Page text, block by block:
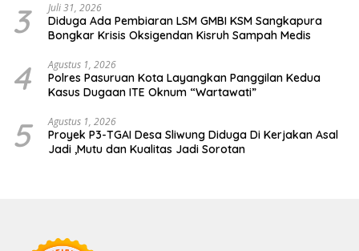
3 Juli 31, 2026
Diduga Ada Pembiaran LSM GMBI KSM Sangkapura
Bongkar Krisis Oksigendan Kisruh Sampah Medis
4 Agustus 1, 2026
Polres Pasuruan Kota Layangkan Panggilan Kedua
Kasus Dugaan ITE Oknum “Wartawati”
5 Agustus 1, 2026
Proyek P3-TGAI Desa Sliwung Diduga Di Kerjakan Asal
Jadi ,Mutu dan Kualitas Jadi Sorotan